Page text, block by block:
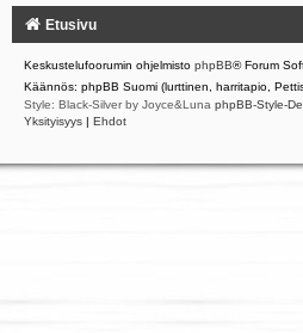
Etusivu
Keskustelufoorumin ohjelmisto phpBB® Forum
Käännös: phpBB Suomi (lurttinen, harritapio,
Style: Black-Silver by Joyce&Luna phpBB-Style-
Yksityisyys | Ehdot